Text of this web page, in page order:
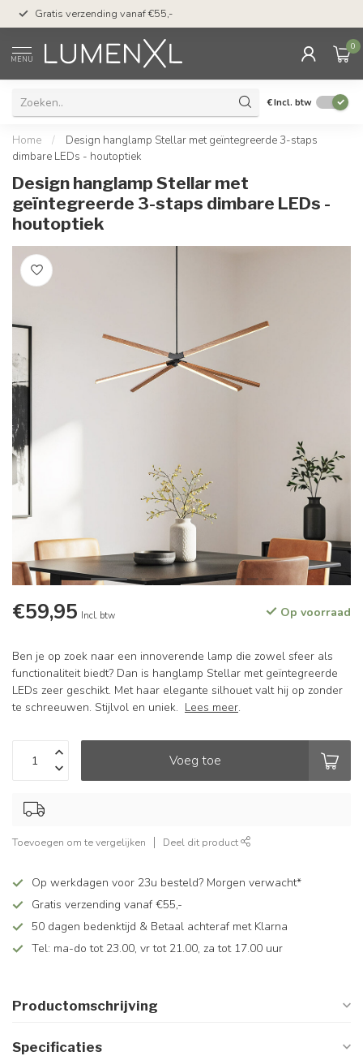
Gratis verzending vanaf €55,-
MENU
0
€Incl. btw
Home /
Design hanglamp Stellar met geïntegreerde 3-staps
dimbare LEDs - houtoptiek
Design hanglamp Stellar met
geïntegreerde 3-staps dimbare LEDs -
houtoptiek
€59,95 Incl. btw Op voorraad
Ben je op zoek naar een innoverende lamp die zowel sfeer als
functionaliteit biedt? Dan is hanglamp Stellar met geïntegreerde
LEDs zeer geschikt. Met haar elegante silhouet valt hij op zonder
te schreeuwen. Stijlvol en uniek. Lees meer.
Voeg toe
Toevoegen om te vergelijken Deel dit product
Op werkdagen voor 23u besteld? Morgen verwacht*
Gratis verzending vanaf €55,-
50 dagen bedenktijd & Betaal achteraf met Klarna
Tel: ma-do tot 23.00, vr tot 21.00, za tot 17.00 uur
Productomschrijving
Specificaties